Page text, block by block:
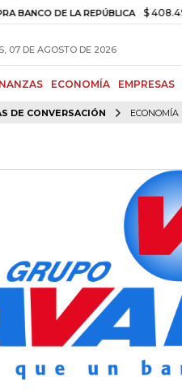
DE LA REPÚBLICA $ 408.498,97
07 DE AGOSTO DE 2026
ECONOMÍA EMPRESAS
DE CONVERSACIÓN ECONOMÍA